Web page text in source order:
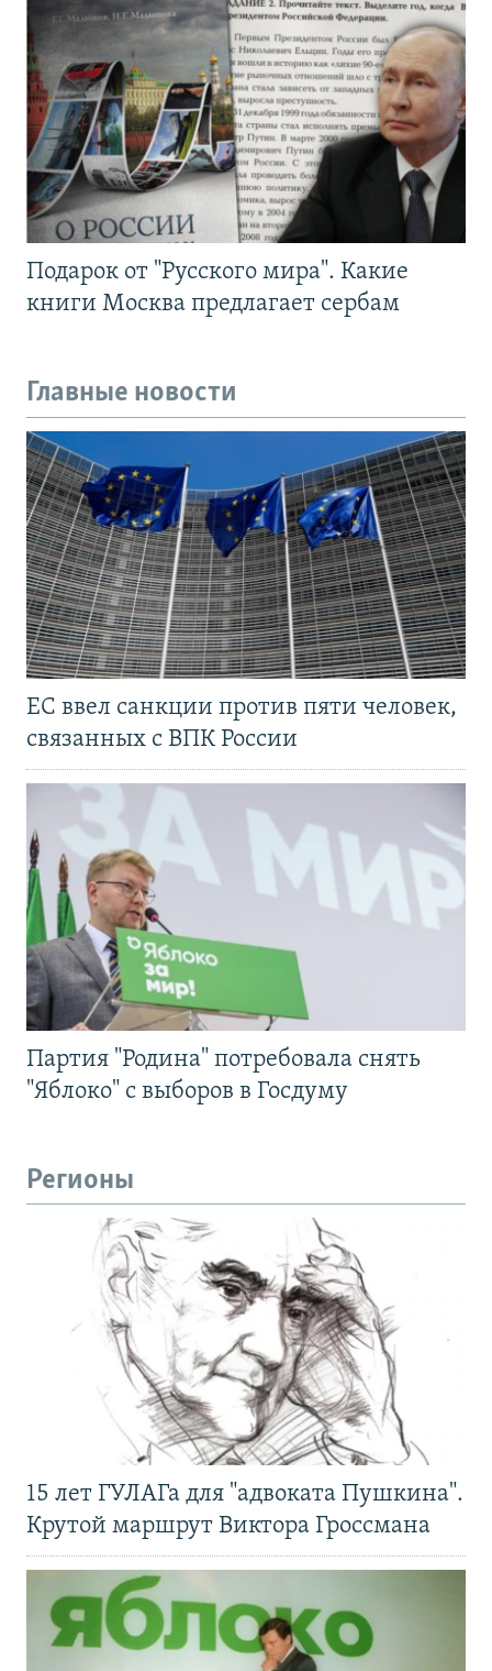
Подарок от "Русского мира". Какие
книги Москва предлагает сербам
Главные новости
ЕС ввел санкции против пяти человек,
связанных с ВПК России
Партия "Родина" потребовала снять
"Яблоко" с выборов в Госдуму
Регионы
15 лет ГУЛАГа для "адвоката Пушкина".
Крутой маршрут Виктора Гроссмана